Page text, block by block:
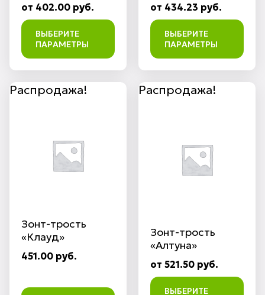
от 402.00 руб.
ВЫБЕРИТЕ
ПАРАМЕТРЫ
от 434.23 руб.
ВЫБЕРИТЕ
ПАРАМЕТРЫ
Распродажа!
Зонт-трость
«Клауд»
451.00 руб.
Распродажа!
Зонт-трость
«Алтуна»
от 521.50 руб.
ВЫБЕРИТЕ